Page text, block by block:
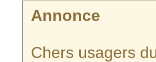
Annonce
Chers usagers